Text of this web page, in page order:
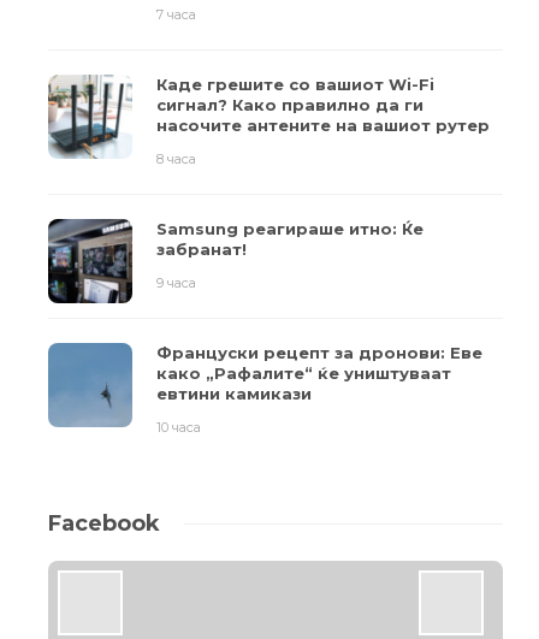
7 часа
Каде грешите со вашиот Wi-Fi
сигнал? Како правилно да ги
насочите антените на вашиот рутер
8 часа
Samsung реагираше итно: Ќе
забранат!
9 часа
Француски рецепт за дронови: Еве
како „Рафалите“ ќе уништуваат
евтини камикази
10 часа
Facebook